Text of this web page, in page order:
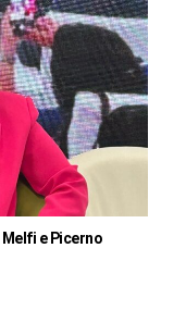
e Picerno